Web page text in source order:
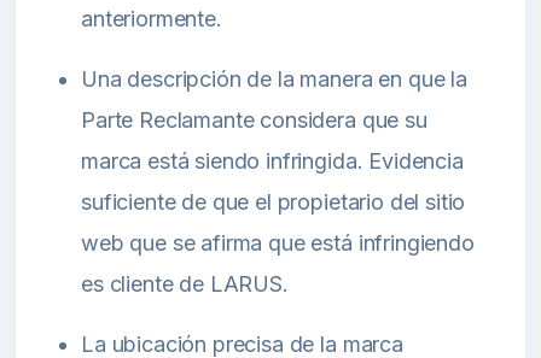
anteriormente.
Una descripción de la manera en que la
Parte Reclamante considera que su
marca está siendo infringida. Evidencia
suficiente de que el propietario del sitio
web que se afirma que está infringiendo
es cliente de LARUS.
La ubicación precisa de la marca